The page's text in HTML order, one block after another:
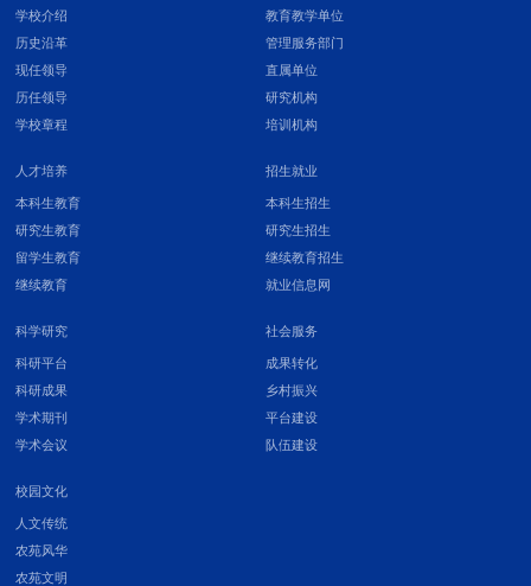
学校介绍
历史沿革
现任领导
历任领导
学校章程
教育教学单位
管理服务部门
直属单位
研究机构
培训机构
人才培养
本科生教育
研究生教育
留学生教育
继续教育
招生就业
本科生招生
研究生招生
继续教育招生
就业信息网
科学研究
科研平台
科研成果
学术期刊
学术会议
社会服务
成果转化
乡村振兴
平台建设
队伍建设
校园文化
人文传统
农苑风华
农苑文明